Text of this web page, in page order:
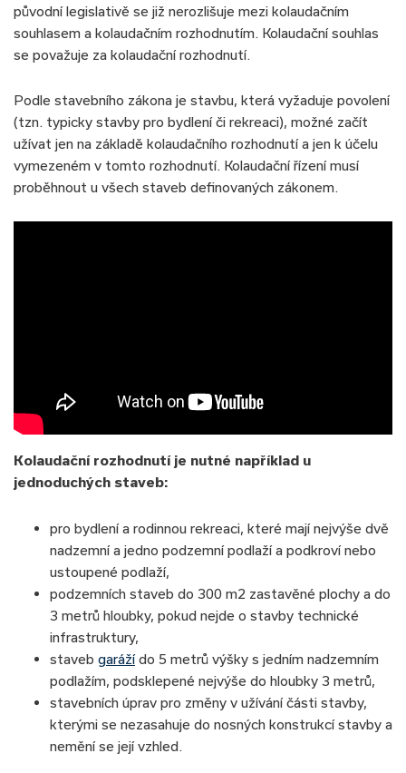
původní legislativě se již nerozlišuje mezi kolaudačním
souhlasem a kolaudačním rozhodnutím. Kolaudační souhlas
se považuje za kolaudační rozhodnutí.
Podle stavebního zákona je stavbu, která vyžaduje povolení
(tzn. typicky stavby pro bydlení či rekreaci), možné začít
užívat jen na základě kolaudačního rozhodnutí a jen k účelu
vymezeném v tomto rozhodnutí. Kolaudační řízení musí
proběhnout u všech staveb definovaných zákonem.
Kolaudační rozhodnutí je nutné například u
jednoduchých staveb:
pro bydlení a rodinnou rekreaci, které mají nejvýše dvě
nadzemní a jedno podzemní podlaží a podkroví nebo
ustoupené podlaží,
podzemních staveb do 300 m2 zastavěné plochy a do
3 metrů hloubky, pokud nejde o stavby technické
infrastruktury,
staveb garážído 5 metrů výšky s jedním nadzemním
podlažím, podsklepené nejvýše do hloubky 3 metrů,
stavebních úprav pro změny v užívání části stavby,
kterými se nezasahuje do nosných konstrukcí stavby a
nemění se její vzhled.